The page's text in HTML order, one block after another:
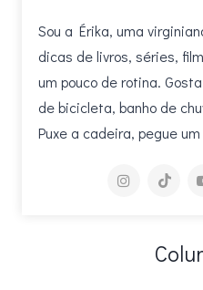
Sou a Érika, uma
dicas de livros, séries,
um pouco de rotina.
de bicicleta, banho de
Puxe a cadeira, pegue